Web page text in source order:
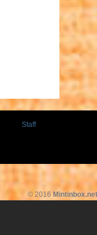
Staff
© 2016 Mintinbox.net